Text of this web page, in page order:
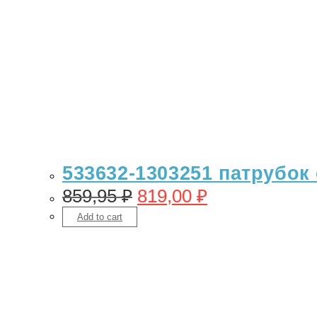
533632-1303251
859,95₽ 819,00 ₽
Add to cart